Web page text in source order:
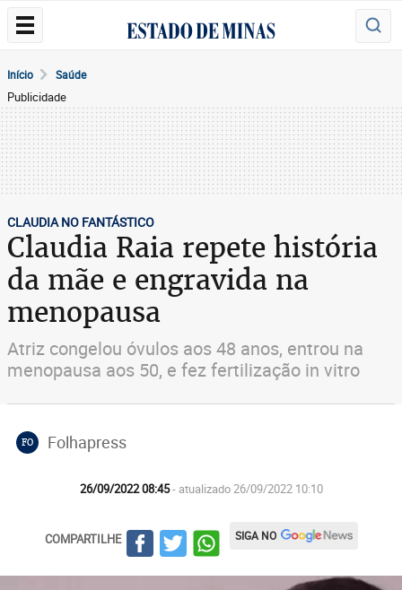
Início Saúde
Publicidade
CLAUDIA NO FANTÁSTICO
Claudia Raia repete história
da mãe e engravida na
menopausa
Atriz congelou óvulos aos 48 anos, entrou na
menopausa aos 50, e fez fertilização in vitro
FO Folhapress
26/09/2022 08:45- atualizado 26/09/2022 10:10
COMPARTILHE SIGA NO